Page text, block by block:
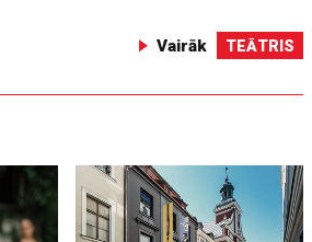
Vairāk TEĀTRIS